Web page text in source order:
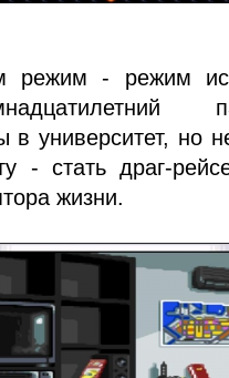
режим - режим
в университет, но
- стать драг-
жизни.